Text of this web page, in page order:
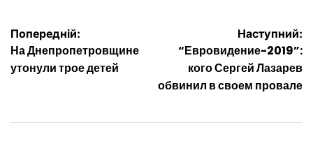
Навігація
записів
Попередній:
На Днепропетровщине
утонули трое детей
Наступний:
“Евровидение-2019”:
кого Сергей Лазарев
обвинил в своем провале